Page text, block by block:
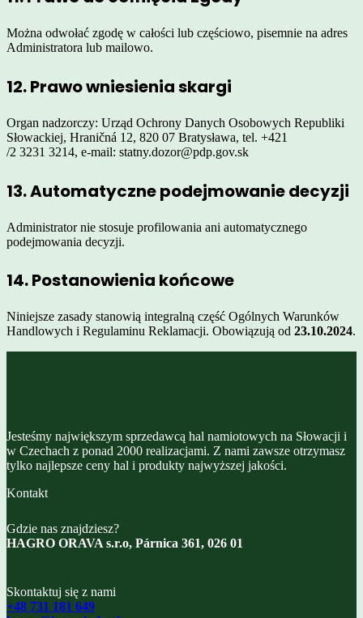
Można odwołać zgodę w całości lub częściowo, pisemnie na adres
Administratora lub mailowo.
12. Prawo wniesienia skargi
Organ nadzorczy: Urząd Ochrony Danych Osobowych Republiki
Słowackiej, Hraničná 12, 820 07 Bratysława, tel. +421
/2 3231 3214, e-mail: statny.dozor@pdp.gov.sk
13. Automatyczne podejmowanie decyzji
Administrator nie stosuje profilowania ani automatycznego
podejmowania decyzji.
14. Postanowienia końcowe
Niniejsze zasady stanowią integralną część Ogólnych Warunków
Handlowych i Regulaminu Reklamacji. Obowiązują od 23.10.2024.
Jesteśmy największym sprzedawcą hal namiotowych na Słowacji i
w Czechach z ponad 2000 realizacjami. Z nami zawsze otrzymasz
tylko najlepsze ceny hal i produkty najwyższej jakości.
Kontakt
Gdzie nas znajdziesz?
HAGRO ORAVA s.r.o, Párnica 361, 026 01
Skontaktuj się z nami
+48 731 181 649